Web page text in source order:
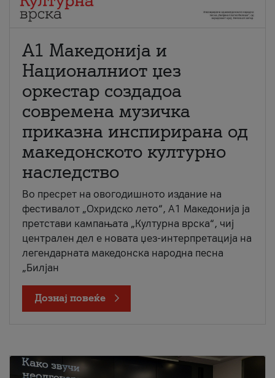
А1 Македонија и
Националниот џез
оркестар создадоа
современа музичка
приказна инспирирана од
македонското културно
наследство
Во пресрет на овогодишното издание на
фестивалот „Охридско лето“, А1 Македонија ја
претстави кампањата „Културна врска“, чиј
централен дел е новата џез-интерпретација на
легендарната македонска народна песна
„Билјан
Дознај повеќе